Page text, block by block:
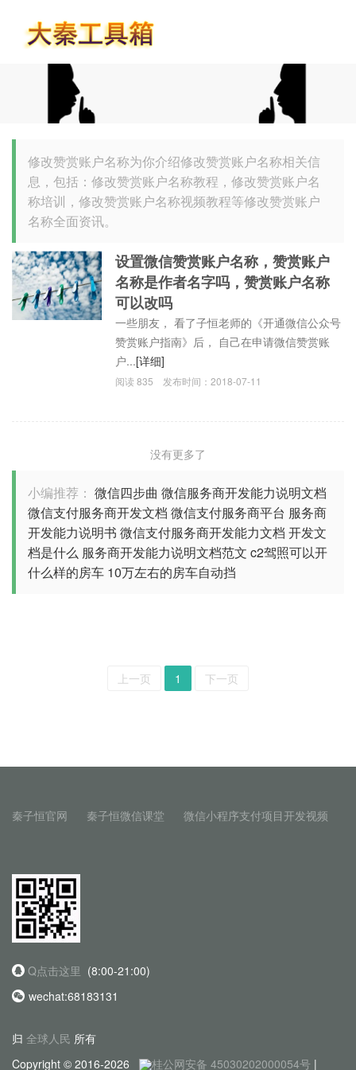
修改赞赏账户名称为你介绍修改赞赏账户名称相关信
息，包括：修改赞赏账户名称教程，修改赞赏账户名
称培训，修改赞赏账户名称视频教程等修改赞赏账户
名称全面资讯。
设置微信赞赏账户名称，赞赏账户
名称是作者名字吗，赞赏账户名称
可以改吗
一些朋友， 看了子恒老师的《开通微信公众号
赞赏账户指南》后， 自己在申请微信赞赏账
户...[详细]
阅读835 发布时间：2018-07-11
没有更多了
小编推荐： 微信四步曲 微信服务商开发能力说明文档
微信支付服务商开发文档 微信支付服务商平台 服务商
开发能力说明书 微信支付服务商开发能力文档 开发文
档是什么 服务商开发能力说明文档范文 c2驾照可以开
什么样的房车 10万左右的房车自动挡
上一页 1 下一页
秦子恒官网 秦子恒微信课堂 微信小程序支付项目开发视频
Q点击这里 (8:00-21:00)
wechat:68183131
归 全球人民 所有
Copyright © 2016-2026
桂公网安备 45030202000054号 |